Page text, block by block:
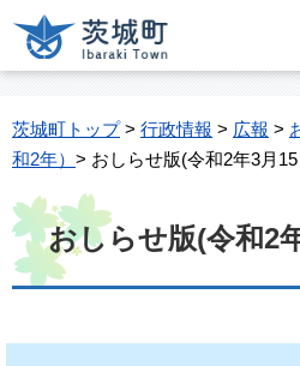
茨城町トップ> 行政情報 > 広報 >
和2年） > おしらせ版(令和2年3月
おしらせ版(令和2